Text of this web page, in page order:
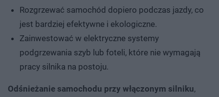
Rozgrzewać samochód dopiero podczas jazdy, co
jest bardziej efektywne i ekologiczne.
Zainwestować w elektryczne systemy
podgrzewania szyb lub foteli, które nie wymagają
pracy silnika na postoju.
Odśnieżanie samochodu przy włączonym silniku,